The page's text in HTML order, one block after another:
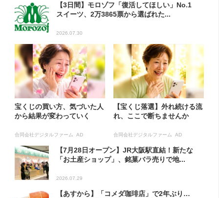
【3日間】モロゾフ「復活してほしい」No.1
スイーツ、2万3865票から選ばれた...
2026.07.30
宝くじの買い方、気づいた人
から結果が変わっていく
合同会社デジタルファーム AD
【宝くじ落選】外れ続ける流
れ、ここで断ちませんか
合同会社デジタルファーム AD
【7月28日オープン】JR大阪駅直結！新たな
「お土産ショップ」、銘菓バラ売りで地...
2026.07.29
【あすから】「コメダ珈琲店」で2年ぶり…